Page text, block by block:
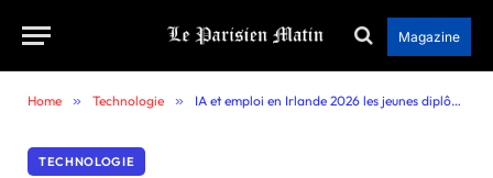
Magazine
Home » Technologie » IA et emploi en Irlande 2026 les jeunes diplômés sont les plus touchés
TECHNOLOGIE